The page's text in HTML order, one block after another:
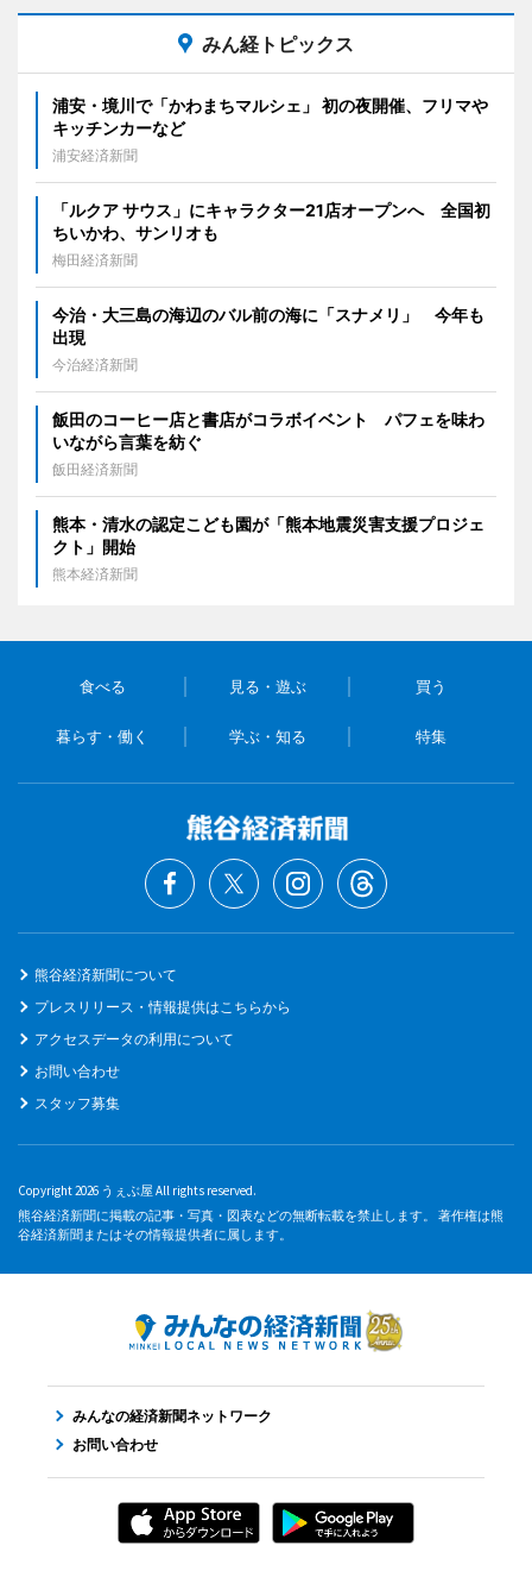
みん経トピックス
浦安・境川で「かわまちマルシェ」 初の夜開催、フリマや
キッチンカーなど
浦安経済新聞
「ルクア サウス」にキャラクター21店オープンへ 全国初
ちいかわ、サンリオも
梅田経済新聞
今治・大三島の海辺のバル前の海に「スナメリ」 今年も
出現
今治経済新聞
飯田のコーヒー店と書店がコラボイベント パフェを味わ
いながら言葉を紡ぐ
飯田経済新聞
熊本・清水の認定こども園が「熊本地震災害支援プロジェ
クト」開始
熊本経済新聞
食べる 見る・遊ぶ 買う
暮らす・働く 学ぶ・知る 特集
熊谷経済新聞について
プレスリリース・情報提供はこちらから
アクセスデータの利用について
お問い合わせ
スタッフ募集
Copyright 2026 うぇぶ屋 All rights reserved.
熊谷経済新聞に掲載の記事・写真・図表などの無断転載を禁止します。 著作権は熊
谷経済新聞またはその情報提供者に属します。
みんなの経済新聞ネットワーク
お問い合わせ